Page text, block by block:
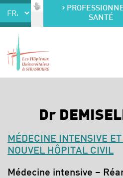
Accéder au contenu
Accéder au menu
SANTÉ
Dr
MÉDECINE INTENSIVE
NOUVEL HÔPITAL CIVIL
Spécialités :
Médecine intensive –